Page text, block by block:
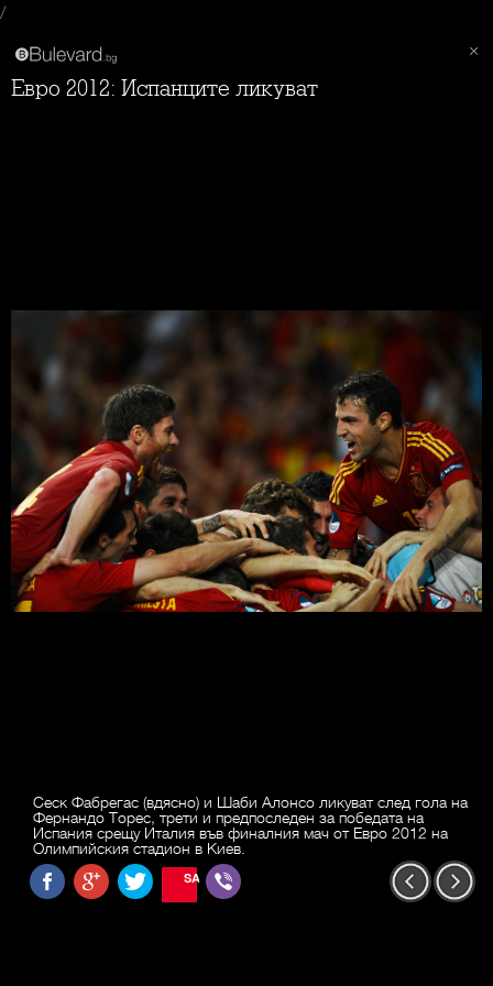
/
Евро 2012: Испанците ликуват
Сеск Фабрегас (вдясно) и Шаби Алонсо ликуват след гола на
Фернандо Торес, трети и предпоследен за победата на
Испания срещу Италия във финалния мач от Евро 2012 на
Олимпийския стадион в Киев.
SAVE